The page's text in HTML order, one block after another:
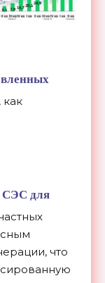
как
СЭС для
что